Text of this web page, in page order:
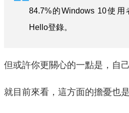
84.7%的Windows 10使用
Hello登錄。
但或許你更關心的一點是，自
就目前來看，這方面的擔憂也